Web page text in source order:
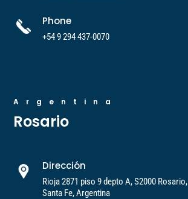
Phone
+54 9 294 437-0070
Argentina
Rosario
Dirección
Rioja 2871 piso 9 depto A, S2000 Rosario,
Santa Fe, Argentina